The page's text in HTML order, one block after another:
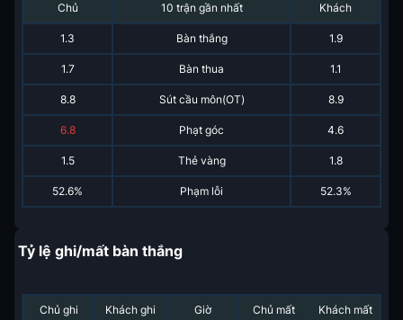
Chủ 10 trận gần nhất Khách
1.3 Bàn thắng 1.9
1.7 Bàn thua 1.1
8.8 Sút cầu môn(OT) 8.9
6.8 Phạt góc 4.6
1.5 Thẻ vàng 1.8
52.6% Phạm lỗi 52.3%
Tỷ lệ ghi/mất bàn thắng
Chủ ghi Khách ghi Giờ Chủ mất Khách mất